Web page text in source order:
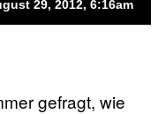
29, 2012, 6:16am
gefragt, wie